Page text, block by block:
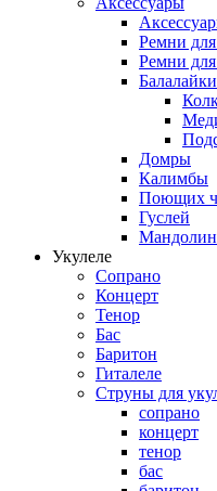
Ремни
Ремни для
Балалайки
Домры
Калимбы
Поющих
Гуслей
Укулеле
Сопрано
Концерт
Тенор
Бас
Баритон
Гиталеле
Струны для
сопрано
концерт
тенор
бас